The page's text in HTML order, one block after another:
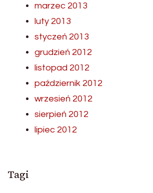
marzec 2013
luty 2013
styczeń 2013
grudzień 2012
listopad 2012
październik 2012
wrzesień 2012
sierpień 2012
lipiec 2012
Tagi